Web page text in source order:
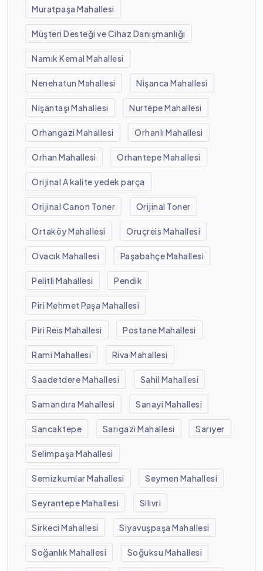
Muratpaşa Mahallesi
Müşteri Desteği ve Cihaz Danışmanlığı
Namık Kemal Mahallesi
Nenehatun Mahallesi Nişanca Mahallesi
Nişantaşı Mahallesi Nurtepe Mahallesi
Orhangazi Mahallesi Orhanlı Mahallesi
Orhan Mahallesi Orhantepe Mahallesi
Orijinal A kalite yedek parça
Orijinal Canon Toner Orijinal Toner
Ortaköy Mahallesi Oruçreis Mahallesi
Ovacık Mahallesi Paşabahçe Mahallesi
Pelitli Mahallesi Pendik
Piri Mehmet Paşa Mahallesi
Piri Reis Mahallesi Postane Mahallesi
Rami Mahallesi Riva Mahallesi
Saadetdere Mahallesi Sahil Mahallesi
Samandıra Mahallesi Sanayi Mahallesi
Sancaktepe Sarıgazi Mahallesi Sarıyer
Selimpaşa Mahallesi
Semizkumlar Mahallesi Seymen Mahallesi
Seyrantepe Mahallesi Silivri
Sirkeci Mahallesi Siyavuşpaşa Mahallesi
Soğanlık Mahallesi Soğuksu Mahallesi